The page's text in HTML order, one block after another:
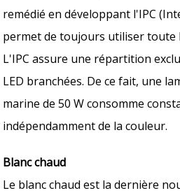
remédié en développant l'IPC
permet de toujours utiliser toute
L'IPC assure une répartition
LED branchées. De ce fait, une
marine de 50 W consomme
indépendamment de la couleur.
Blanc chaud
Le blanc chaud est la dernière